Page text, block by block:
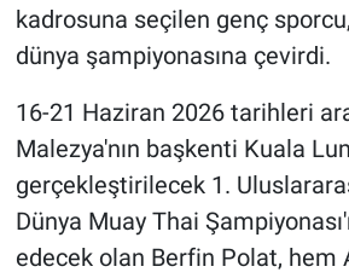
kadrosuna seçilen genç
dünya şampiyonasına çevirdi.
16-21 Haziran 2026 tarihleri
Malezya'nın başkenti Kuala
gerçekleştirilecek 1.
Dünya Muay Thai
edecek olan Berfin Polat, hem